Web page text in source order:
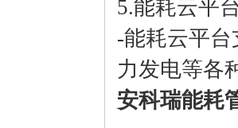
5.能耗云平
-能耗云平
力发电等各
安科瑞能耗